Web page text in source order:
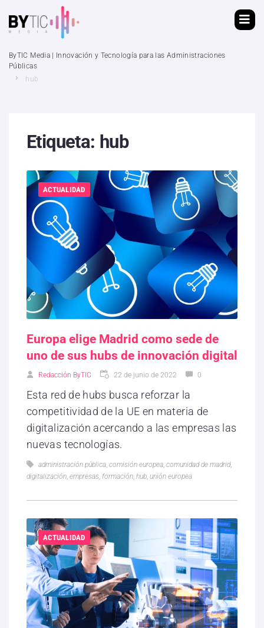
ByTIC Media | Innovación y Tecnología para las Administraciones
Públicas
hub
Etiqueta: hub
ACTUALIDAD
Europa elige Madrid como sede de
uno de sus hubs de innovación digital
Redacción ByTIC 22 de junio de 2022 0
Esta red de hubs busca reforzar la
competitividad de la UE en materia de
digitalización acercando a las empresas las
nuevas tecnologías.
administración pública comisión europea comunidad de madrid,
digitalización empresas formación hub unión europea
ACTUALIDAD